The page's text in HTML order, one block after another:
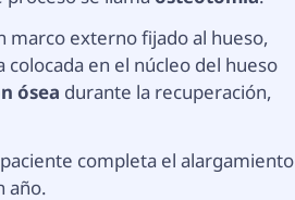
marco externo fijado al hueso,
en el núcleo del hueso
ósea durante la recuperación,
completa el alargamiento
año.